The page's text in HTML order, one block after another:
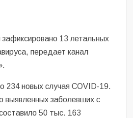
Сирського
не дестабілізувати ситуацію
зафиксировано 13 летальных
передает канал
234 новых случая COVID-19.
выявленных заболевших с
50 тыс. 163